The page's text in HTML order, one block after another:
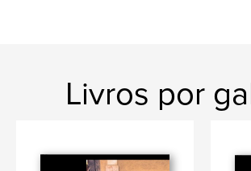
Livros por